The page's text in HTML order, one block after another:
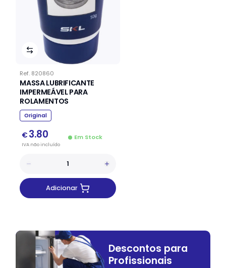
Ref. 820860
MASSA LUBRIFICANTE
IMPERMEÁVEL PARA
ROLAMENTOS
Original
€ 3.80
IVA nãoincluído
Em Stock
Adicionar
Descontos para
Profissionais